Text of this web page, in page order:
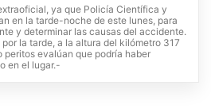
ya que Policía Científica y
en la tarde-noche de este lunes, para
y determinar las causas del accidente.
la tarde, a la altura del kilómetro 317
peritos evalúan que podría haber
en el lugar.-